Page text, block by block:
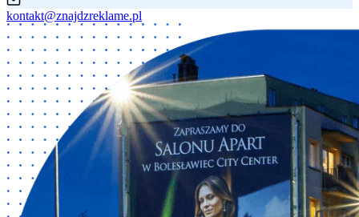
kontakt@znajdzreklame.pl